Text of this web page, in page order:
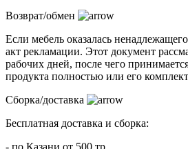
Возврат/обмен
Если мебель оказалась ненадлежащего
акт рекламации. Этот документ
рабочих дней, после чего
продукта полностью или его
Сборка/доставка
Бесплатная доставка и сборка:
- по Казани от 500 тр